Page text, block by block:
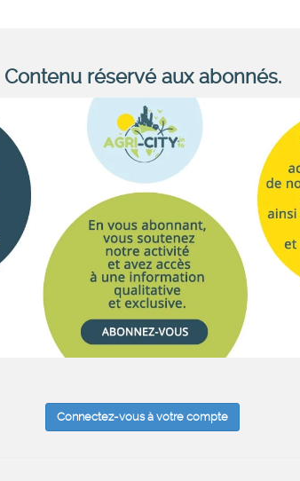
Contenu réservé aux abonnés.
Connectez-vous à votre compte